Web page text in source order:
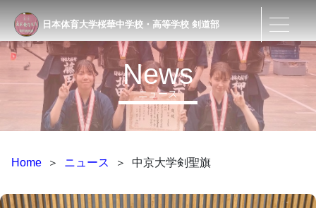
日本体育大学桜華中学校・高等学校 剣道部
ニュース
News
Home ＞ ニュース ＞ 中京大学剣聖旗